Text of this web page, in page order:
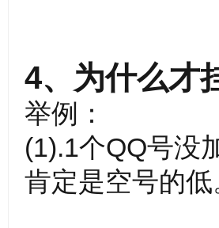
收
4、为什么才
举例：
(1).1个QQ号没
肯定是空号的低